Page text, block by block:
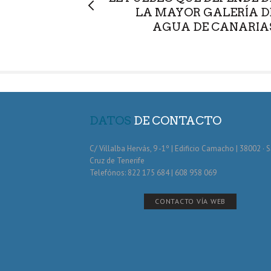
LA MAYOR GALERÍA
AGUA DE
DATOS DE CONTACTO
C/ Villalba Hervás, 9 -1º | Edificio Camacho | 38002 ·
Cruz de Tenerife
Telefónos: 822 175 684 | 608 958 069
CONTACTO VÍA WEB